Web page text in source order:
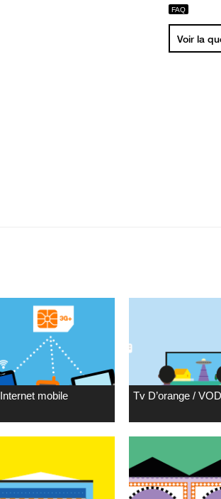
Voir la
Internet mobile Tv D’orange / VOD